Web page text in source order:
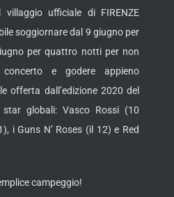
villaggio ufficiale di FIRENZE
soggiornare dal 9 giugno per
per quattro notti per non
e godere appieno
offerta dall’edizione 2020 del
globali: Vasco Rossi (10
i Guns N’ Roses (il 12) e Red
campeggio!